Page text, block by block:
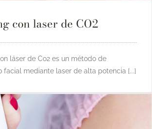
con laser de CO2
láser de Co2 es un método de
facial mediante laser de alta potencia [...]